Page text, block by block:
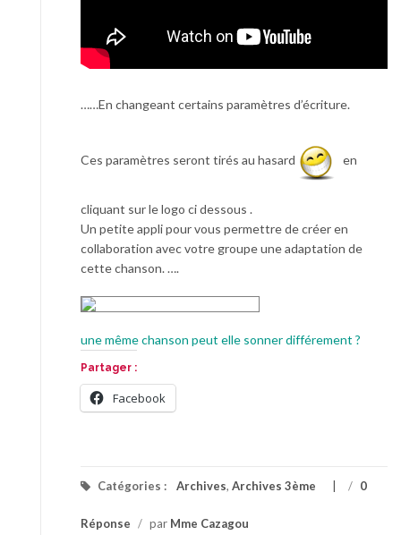
……En changeant certains paramètres d’écriture.
Ces paramètres seront tirés au hasard en
cliquant sur le logo ci dessous .
Un petite appli pour vous permettre de créer en
collaboration avec votre groupe une adaptation de
cette chanson. ….
une même chanson peut elle sonner différement ?
Partager :
Facebook
Catégories : Archives, Archives 3ème / 0
Réponse / par Mme Cazagou